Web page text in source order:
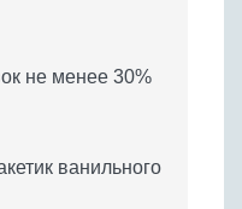
не менее 30%
ванильного